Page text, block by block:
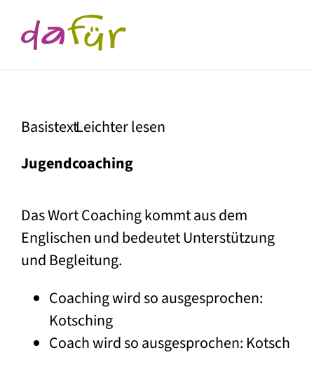
BasistextLeichter lesen
Jugend­coaching
Das Wort Coaching kommt aus dem
Englischen und bedeutet Unterstützung
und Begleitung.
Coaching wird so ausgesprochen:
Kotsching
Coach wird so ausgesprochen: Kotsch